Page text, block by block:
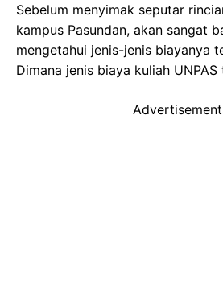
Sebelum menyimak seputar
kampus Pasundan, akan sangat
mengetahui jenis-jenis biayanya
Dimana jenis biaya kuliah